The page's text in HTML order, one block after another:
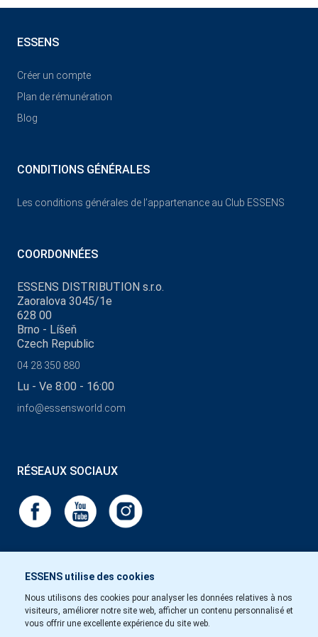
ESSENS utilise des cookies
Nous utilisons des cookies pour analyser les données relatives à nos
visiteurs, améliorer notre site web, afficher un contenu personnalisé et
vous offrir une excellente expérience du site web.
ESSENS
Créer un compte
Plan de rémunération
Blog
CONDITIONS GÉNÉRALES
Les conditions générales de l’appartenance au Club ESSENS
COORDONNÉES
ESSENS DISTRIBUTION s.r.o.
Zaoralova 3045/1e
628 00
Brno - Líšeň
Czech Republic
04 28 350 880
Lu - Ve 8:00 - 16:00
info@essensworld.com
RÉSEAUX SOCIAUX